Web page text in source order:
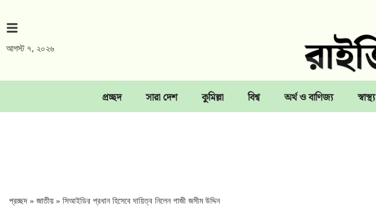
আগস্ট ৭, ২০২৬
প্রচ্ছদ সারা দেশ কুমিল্লা বিশ্ব অর্থ ও বাণিজ্য স্বাস্থ্য
প্রচ্ছদ » জাতীয় » সিআইডির প্রধান হিসেবে দায়িত্ব নিলেন গাজী জসীম উদ্দিন